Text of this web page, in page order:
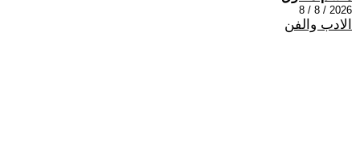
2026 / 8 / 8
الادب والفن